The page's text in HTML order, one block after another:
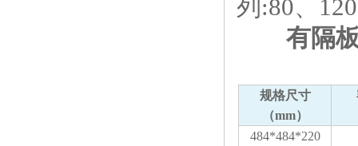
列:80、
有隔
规格尺寸
（mm）
484*484*220